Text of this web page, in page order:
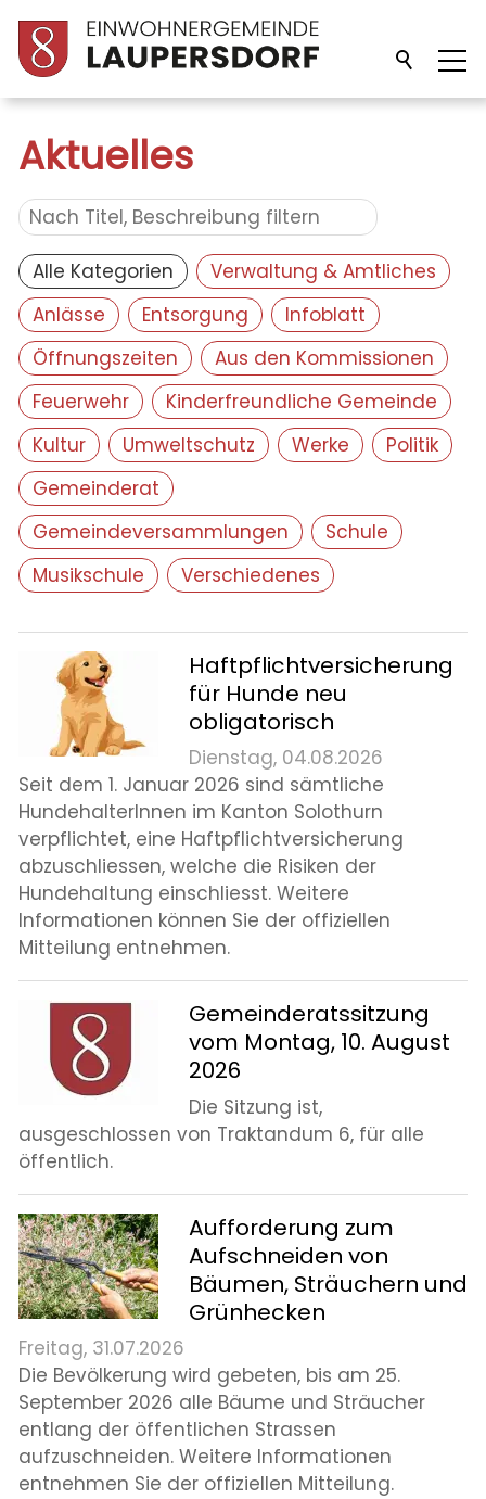
Unsere Gemeinde
Verwaltung
Politik
Bildung
Freizeit/Kultur
Leben
Startseite
Online-Schalter
Kontakt
Login
Aktuelles
Alle Kategorien
Verwaltung & Amtliches
Anlässe
Entsorgung
Infoblatt
Öffnungszeiten
Aus den Kommissionen
Feuerwehr
Kinderfreundliche Gemeinde
Kultur
Umweltschutz Werke
Politik
Gemeinderat
Gemeindeversammlungen
Schule
Musikschule
Verschiedenes
Haftpflichtversicherung
für Hunde neu
obligatorisch
Dienstag, 04.08.2026
Seit dem 1. Januar 2026 sind sämtliche
HundehalterInnen im Kanton Solothurn
verpflichtet, eine Haftpflichtversicherung
abzuschliessen, welche die Risiken der
Hundehaltung einschliesst. Weitere
Informationen können Sie der offiziellen
Mitteilung entnehmen.
Gemeinderatssitzung
vom Montag, 10. August
2026
Die Sitzung ist,
ausgeschlossen von Traktandum 6, für alle
öffentlich.
Aufforderung zum
Aufschneiden von
Bäumen, Sträuchern und
Grünhecken
Freitag, 31.07.2026
Die Bevölkerung wird gebeten, bis am 25.
September 2026 alle Bäume und Sträucher
entlang der öffentlichen Strassen
aufzuschneiden. Weitere Informationen
entnehmen Sie der offiziellen Mitteilung.